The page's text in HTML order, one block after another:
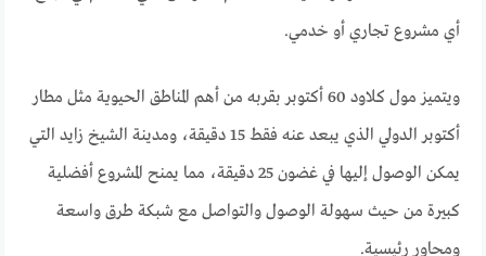
أي مشروع تجاري أو خدمي.
ويتميز مول كلاود 60 أكتوبر بقربه من أهم المناطق الحيوية مثل مطار
أكتوبر الدولي الذي يبعد عنه فقط 15 دقيقة، ومدينة الشيخ زايد التي
يمكن الوصول إليها في غضون 25 دقيقة، مما يمنح المشروع أفضلية
كبيرة من حيث سهولة الوصول والتواصل مع شبكة طرق واسعة
ومحاور رئيسية.